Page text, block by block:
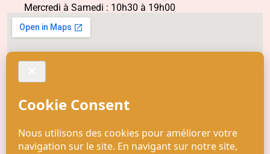
Mercredi à Samedi : 10h30 à 19h00